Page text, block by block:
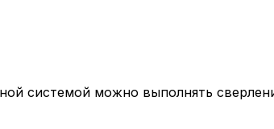
системой можно выполнять